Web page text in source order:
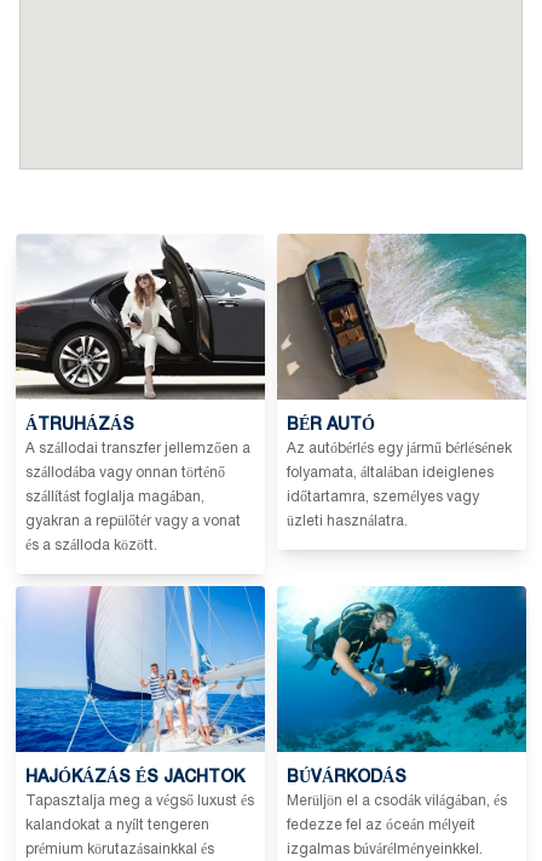
ÁTRUHÁZÁS
A szállodai transzfer jellemzően a
szállodába vagy onnan történő
szállítást foglalja magában,
gyakran a repülőtér vagy a vonat
és a szálloda között.
BÉR AUTÓ
Az autóbérlés egy jármű bérlésének
folyamata, általában ideiglenes
időtartamra, személyes vagy
üzleti használatra.
HAJÓKÁZÁS ÉS JACHTOK
Tapasztalja meg a végső luxust és
kalandokat a nyílt tengeren
prémium körutazásainkkal és
BÚVÁRKODÁS
Merüljön el a csodák világában, és
fedezze fel az óceán mélyeit
izgalmas búvárélményeinkkel.